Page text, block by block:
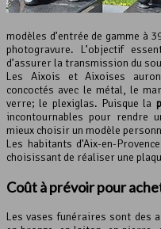
modèles d’entrée de gamme à
photogravure. L’objectif
d’assurer la transmission du
Les Aixois et Aixoises
concoctés avec le métal, le
verre; le plexiglas. Puisque la
incontournables pour rendre
mieux choisir un modèle
Les habitants d’Aix-en-
choisissant de réaliser une
Coût à prévoir pour
Les vases funéraires sont des